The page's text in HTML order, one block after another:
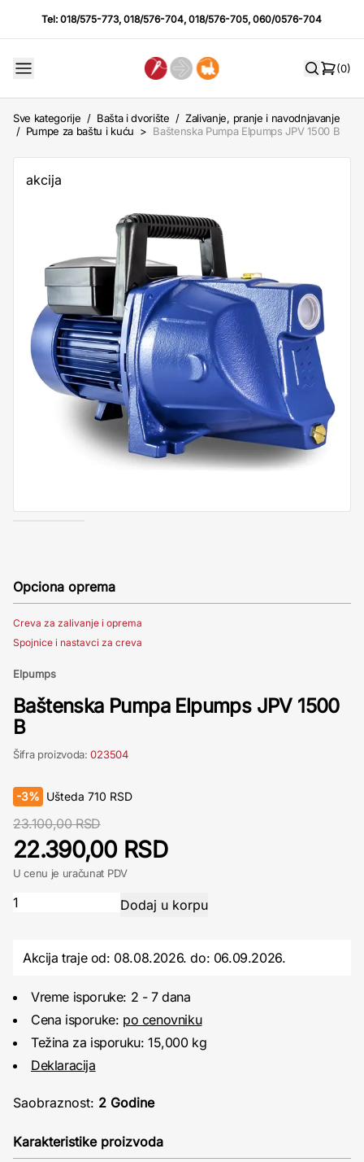
Tel:018/575-773,018/576-704,018/576-705,060/0576-704
(0)
Sve kategorije / Bašta i dvorište / Zalivanje, pranje i navodnjavanje
/ Pumpe za baštu i kuću > Baštenska Pumpa Elpumps JPV 1500 B
akcija
Opciona oprema
Creva za zalivanje i oprema
Spojnice i nastavci za creva
Elpumps
Baštenska Pumpa Elpumps JPV 1500
B
Šifra proizvoda:023504
-3% Ušteda 710 RSD
23.100,00 RSD
22.390,00 RSD
U cenu je uračunat PDV
Akcija traje od: 08.08.2026.do: 06.09.2026.
Vreme isporuke: 2 - 7 dana
Cena isporuke: po cenovniku
Težina za isporuku: 15,000 kg
Deklaracija
Saobraznost: 2 Godine
Karakteristike proizvoda